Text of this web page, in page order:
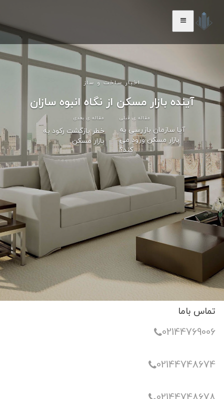
اخبار ساخت و ساز
آینده بازار مسکن از نگاه انبوه سازان
مقاله ی قبلی
آیا سازمان بازرسی به
بازار مسکن ورود می
کند؟
مقاله ی بعدی
خطر بازگشت رکود به
بازار مسکن
تماس باما
02144769006
02144748674